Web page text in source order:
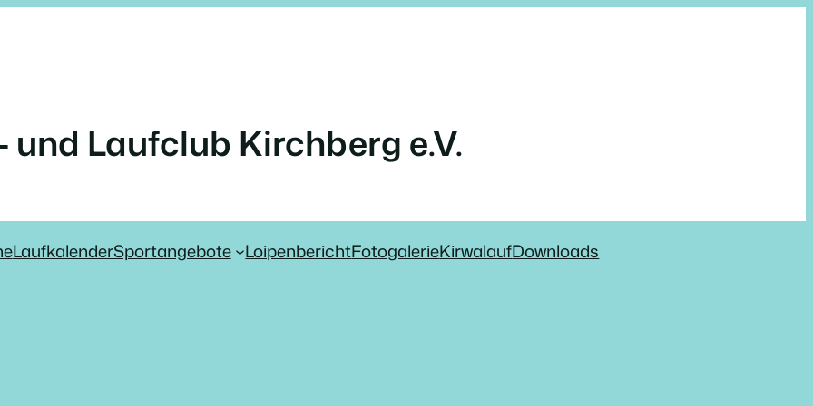
und Laufclub Kirchberg e.V.
LaufkalenderSportangebote LoipenberichtFotogalerieKirwalaufDownloads